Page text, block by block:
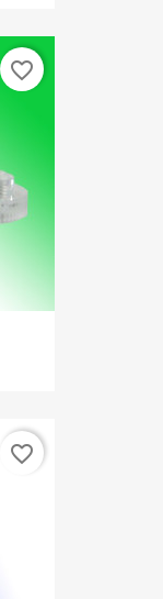
favorite_border
favorite_border